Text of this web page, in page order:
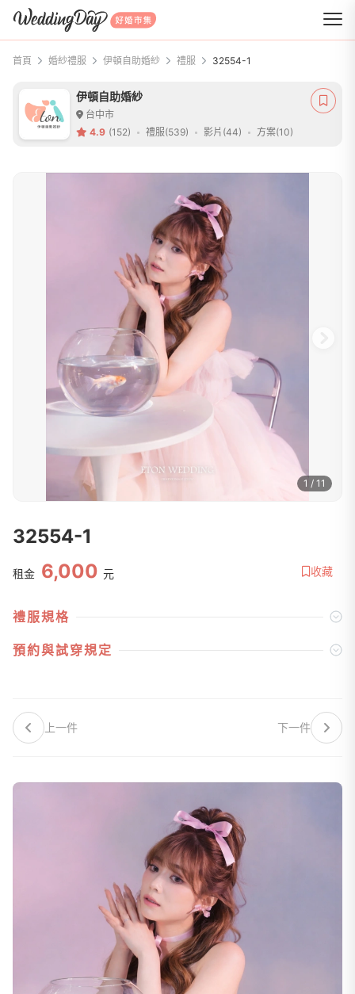
WeddingDay 好婚市集
首頁 婚紗禮服 伊頓自助婚紗 禮服 32554-1
伊頓自助婚紗
台中市
4.9 (152) 禮服(539) 影片(44) 方案(10)
1 / 11
32554-1
租金 6,000 元 收藏
禮服規格
預約與試穿規定
上一件 下一件